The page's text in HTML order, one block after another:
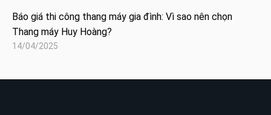
Báo giá thi công thang máy gia đình: Vì sao nên chọn
Thang máy Huy Hoàng?
14/04/2025